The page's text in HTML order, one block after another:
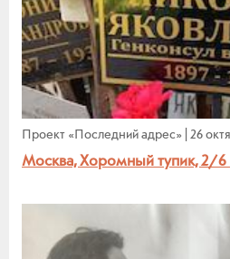
Проект «Последний адрес» 26
Москва, Хоромный тупик, 2/6